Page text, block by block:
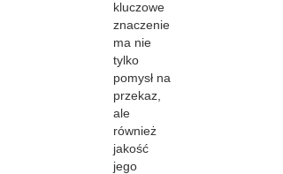
kluczowe
znaczenie
ma nie
tylko
pomysł na
przekaz,
ale
również
jakość
jego